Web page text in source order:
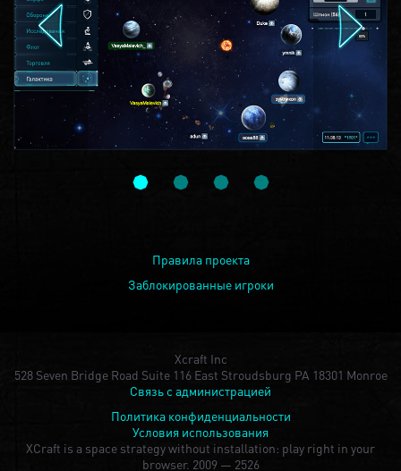
Правила проекта
Заблокированные игроки
Xcraft Inc
528 Seven Bridge Road Suite 116 East Stroudsburg PA 18301 Monroe
Связь с администрацией
Политика конфиденциальности
Условия использования
XCraft is a space strategy without installation: play right in your
browser. 2009 — 2526